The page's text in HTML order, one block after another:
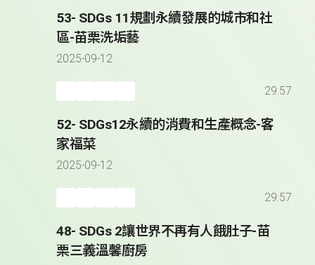
53- SDGs 11規劃永續發展的城市和社
區-苗栗洗垢藝
2025-09-12
29:57
52- SDGs12永續的消費和生產概念-客
家福菜
2025-09-12
29:57
48- SDGs 2讓世界不再有人餓肚子-苗
栗三義溫馨廚房